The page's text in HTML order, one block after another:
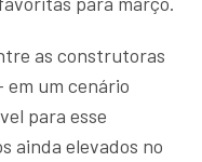
as construtoras
em um cenário
para esse
ainda elevados no